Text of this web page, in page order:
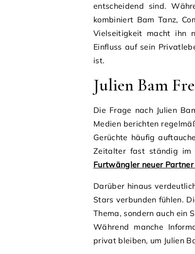
entscheidend sind.
kombiniert Bam Tanz,
Vielseitigkeit macht ihn
Einfluss auf sein
ist.
Julien Bam
Die Frage nach Julien
Medien berichten
Gerüchte häufig
Zeitalter fast ständig im
Furtwängler neuer
Darüber hinaus
Stars verbunden fühlen.
Thema, sondern auch ein
Während manche
privat bleiben, um Julien